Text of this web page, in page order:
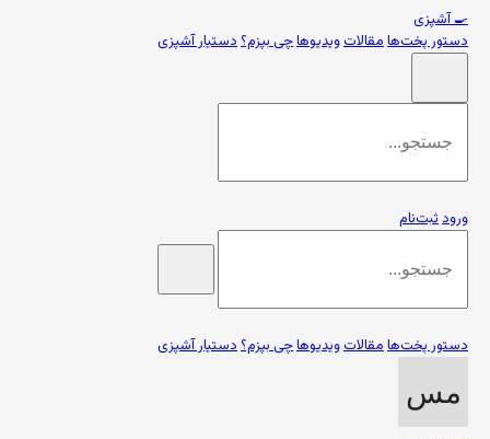
🍳آشپزی
دستور پخت‌هامقالاتویدیوهاچی بپزم؟دستیار آشپزی
ورودثبت‌نام
دستور پخت‌هامقالاتویدیوهاچی بپزم؟دستیار آشپزی